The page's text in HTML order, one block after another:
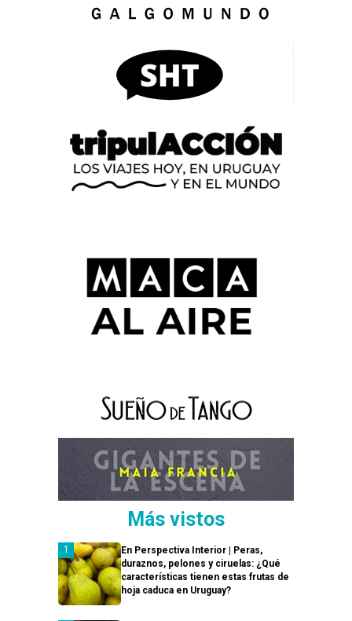
Más vistos
En Perspectiva Interior | Peras,
duraznos, pelones y ciruelas: ¿Qué
características tienen estas frutas de
hoja caduca en Uruguay?